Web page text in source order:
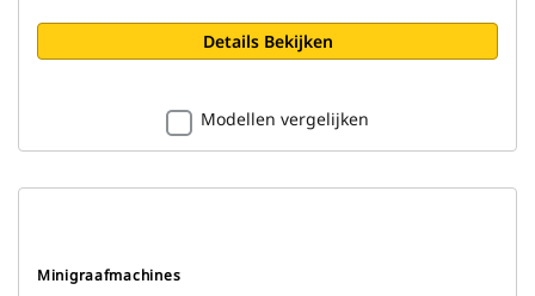
Details Bekijken
Modellen vergelijken
Minigraafmachines